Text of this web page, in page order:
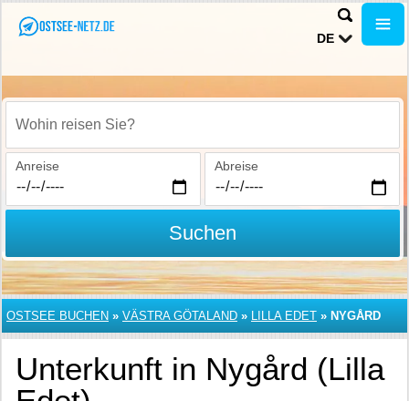
DE
Wohin reisen Sie?
Anreise Abreise
Suchen
OSTSEE BUCHEN » VÄSTRA GÖTALAND » LILLA EDET » NYGÅRD
Unterkunft in Nygård (Lilla